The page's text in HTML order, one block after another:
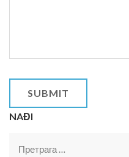
NAĐI
Претрага